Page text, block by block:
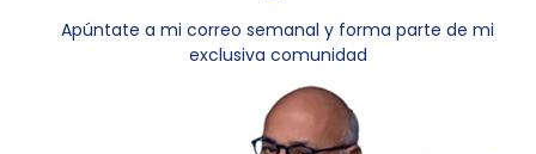
Apúntate a mi correo semanal y forma parte de mi
exclusiva comunidad